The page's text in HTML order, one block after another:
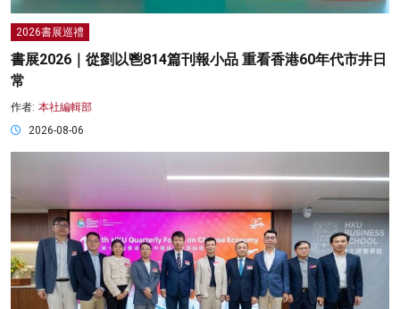
2026書展巡禮
書展2026｜從劉以鬯814篇刊報小品 重看香港60年代市井日
常
作者: 本社編輯部
2026-08-06